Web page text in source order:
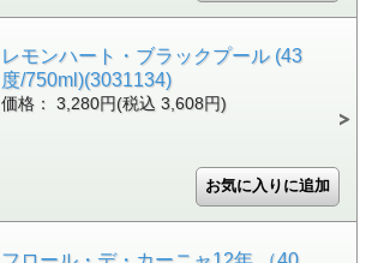
レモンハート・ブラックプール (43
度/750ml)(3031134)
価格： 3,280円(税込 3,608円)